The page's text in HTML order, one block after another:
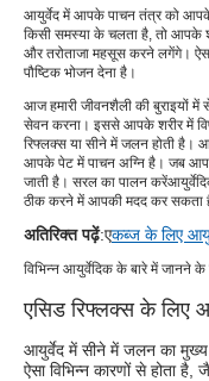
आयुर्वेद में आपके पाचन तंत्र को आपके
किसी समस्या के चलता है, तो आपके
और तरोताजा महसूस करने लगेंगे।
पौष्टिक भोजन देना है।
आज हमारी जीवनशैली की बुराइयों
सेवन करना। इससे आपके शरीर में
रिफ्लक्स या सीने में जलन होती है।
आपके पेट में पाचन अग्नि है। जब आप
जाती है। सरल का पालन करें
ठीक करने में आपकी मदद कर सकता
अतिरिक्त पढ़ें:एकब्ज के लिए
विभिन्न आयुर्वेदिक के बारे में जानने
एसिड रिफ्लक्स के लिए
आयुर्वेद में सीने में जलन का मुख्य
ऐसा विभिन्न कारणों से होता है,